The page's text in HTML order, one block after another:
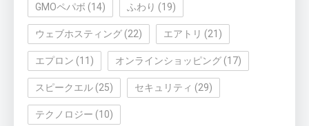
GMOペパボ (14) ふわり (19)
ウェブホスティング (22) エアトリ (21)
エプロン (11) オンラインショッピング (17)
スピークエル (25) セキュリティ (29)
テクノロジー (10)